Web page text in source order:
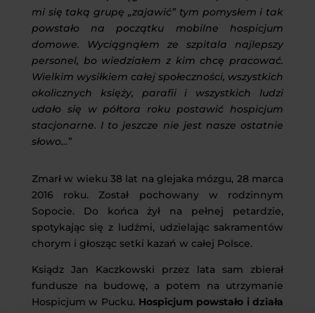
mi się taką grupę „zajawić” tym pomysłem i tak
powstało na początku mobilne hospicjum
domowe. Wyciągnąłem ze szpitala najlepszy
personel, bo wiedziałem z kim chcę pracować.
Wielkim wysiłkiem całej społeczności, wszystkich
okolicznych księży, parafii i wszystkich ludzi
udało się w półtora roku postawić hospicjum
stacjonarne. I to jeszcze nie jest nasze ostatnie
słowo…”
Zmarł w wieku 38 lat na glejaka mózgu, 28 marca
2016 roku. Został pochowany w rodzinnym
Sopocie. Do końca żył na pełnej petardzie,
spotykając się z ludźmi, udzielając sakramentów
chorym i głosząc setki kazań w całej Polsce.
Ksiądz Jan Kaczkowski przez lata sam zbierał
fundusze na budowę, a potem na utrzymanie
Hospicjum w Pucku. Hospicjum powstało i działa